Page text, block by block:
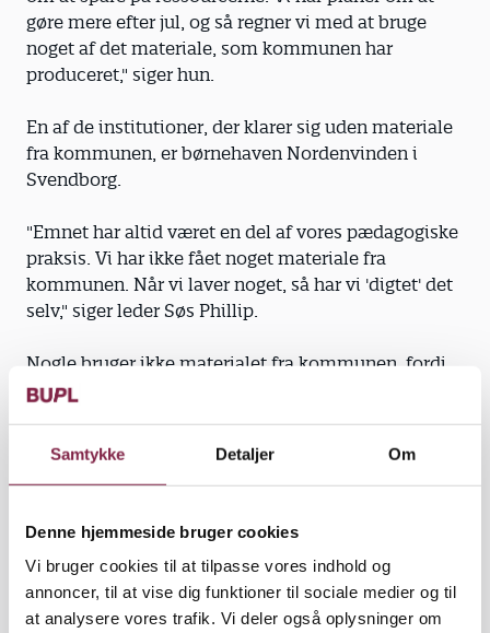
Samtykke Detaljer Om
Denne hjemmeside bruger cookies
Vi bruger cookies til at tilpasse vores indhold og
annoncer, til at vise dig funktioner til sociale medier og til
at analysere vores trafik. Vi deler også oplysninger om
gøre mere efter jul, og så regner vi med at bruge
noget af det materiale, som kommunen har
produceret," siger hun.
En af de institutioner, der klarer sig uden materiale
fra kommunen, er børnehaven Nordenvinden i
Svendborg.
"Emnet har altid været en del af vores pædagogiske
praksis. Vi har ikke fået noget materiale fra
kommunen. Når vi laver noget, så har vi 'digtet' det
selv," siger leder Søs Phillip.
Nogle bruger ikke materialet fra kommunen, fordi
det drukner i bunken af fine foldere, eller fordi de
anbefaler. Det gælder udflytterbørnehaven Kong
Oscar fra Østerbro i København.
"Hele vores pædagogik hviler på en økologisk
tankegang med vores køkkenhave, dyr, mad og
kompostering. Derfor fylder det en del at snakke
om brug og misbrug af ressourcerne. Vi bliver
bombarderet med materiale fra kommunen, men